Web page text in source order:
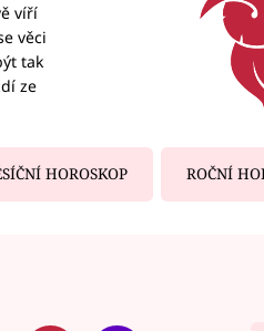
víří
věci
tak
ze
HOROSKOP ROČNÍ